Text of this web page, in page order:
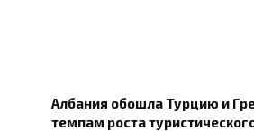
Албания обошла Турцию и
темпам роста